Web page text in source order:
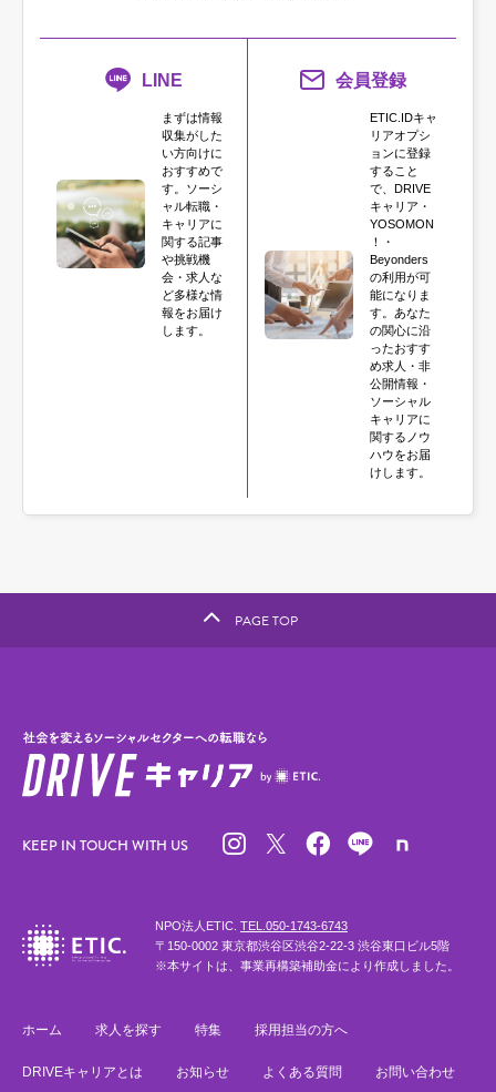
LINE
まずは情報
収集がした
い方向けに
おすすめで
す。ソーシ
ャル転職・
キャリアに
関する記事
や挑戦機
会・求人な
ど多様な情
報をお届け
します。
会員登録
ETIC.IDキャ
リアオプシ
ョンに登録
すること
で、DRIVE
キャリア・
YOSOMON
！・
Beyonders
の利用が可
能になりま
す。あなた
の関心に沿
ったおすす
め求人・非
公開情報・
ソーシャル
キャリアに
関するノウ
ハウをお届
けします。
PAGE TOP
KEEP IN TOUCH WITH US
NPO法人ETIC. TEL.050-1743-6743
〒150-0002 東京都渋谷区渋谷2-22-3 渋谷東口ビル5階
※本サイトは、事業再構築補助金により作成しました。
ホーム 求人を探す 特集 採用担当の方へ
DRIVEキャリアとは お知らせ よくある質問 お問い合わせ